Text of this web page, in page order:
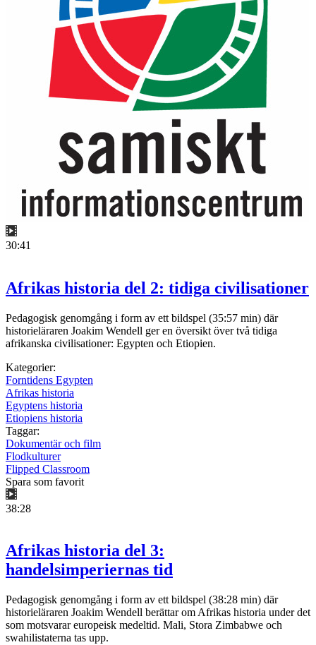
30:41
Afrikas historia del 2: tidiga civilisationer
Pedagogisk genomgång i form av ett bildspel (35:57 min) där
historieläraren Joakim Wendell ger en översikt över två tidiga
afrikanska civilisationer: Egypten och Etiopien.
Kategorier:
Forntidens Egypten
Afrikas historia
Egyptens historia
Etiopiens historia
Taggar:
Dokumentär och film
Flodkulturer
Flipped Classroom
Spara som favorit
38:28
Afrikas historia del 3:
handelsimperiernas tid
Pedagogisk genomgång i form av ett bildspel (38:28 min) där
historieläraren Joakim Wendell berättar om Afrikas historia under det
som motsvarar europeisk medeltid. Mali, Stora Zimbabwe och
swahilistaterna tas upp.